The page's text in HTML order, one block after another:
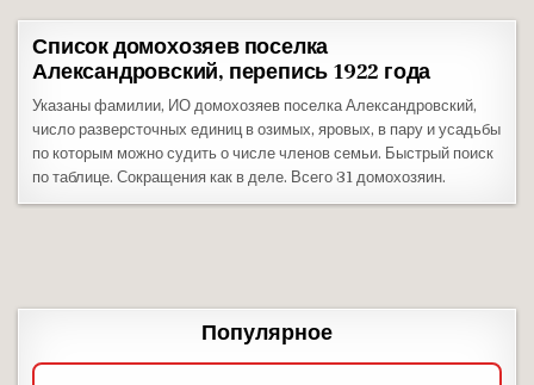
Список домохозяев поселка
Александровский, перепись 1922 года
Указаны фамилии, ИО домохозяев поселка Александровский,
число разверсточных единиц в озимых, яровых, в пару и усадьбы
по которым можно судить о числе членов семьи. Быстрый поиск
по таблице. Сокращения как в деле. Всего 31 домохозяин.
Популярное